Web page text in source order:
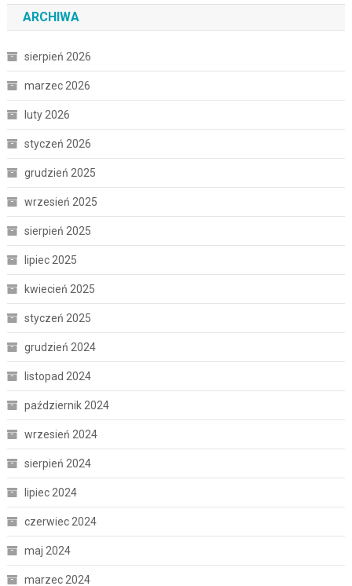
ARCHIWA
sierpień 2026
marzec 2026
luty 2026
styczeń 2026
grudzień 2025
wrzesień 2025
sierpień 2025
lipiec 2025
kwiecień 2025
styczeń 2025
grudzień 2024
listopad 2024
październik 2024
wrzesień 2024
sierpień 2024
lipiec 2024
czerwiec 2024
maj 2024
marzec 2024